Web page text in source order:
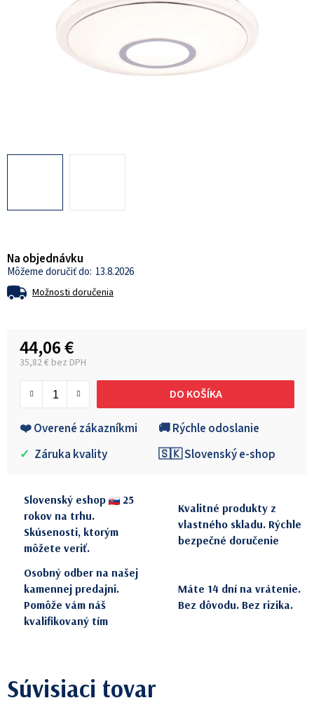
Na objednávku
13.8.2026
Možnosti doručenia
44,06 €
35,82 € bez DPH
DO KOŠÍKA
❤️ Overené zákazníkmi
🚚 Rýchle odoslanie
✓ Záruka kvality 🇸🇰 Slovenský e-shop
Slovenský eshop
25
rokov na trhu.
Skúsenosti, ktorým
môžete veriť.
Kvalitné produkty z
vlastného skladu. Rýchle
bezpečné doručenie
Osobný odber na našej
kamennej predajni.
Pomôže vám náš
kvalifikovaný tím
Máte 14 dní na vrátenie.
Bez dôvodu. Bez rizika.
Súvisiaci tovar